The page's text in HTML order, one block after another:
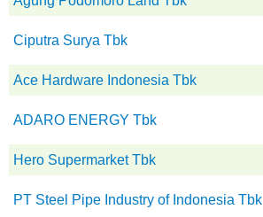
Ciputra Surya Tbk
Ace Hardware Indonesia Tbk
ADARO ENERGY Tbk
Hero Supermarket Tbk
PT Steel Pipe Industry of Indonesia Tbk